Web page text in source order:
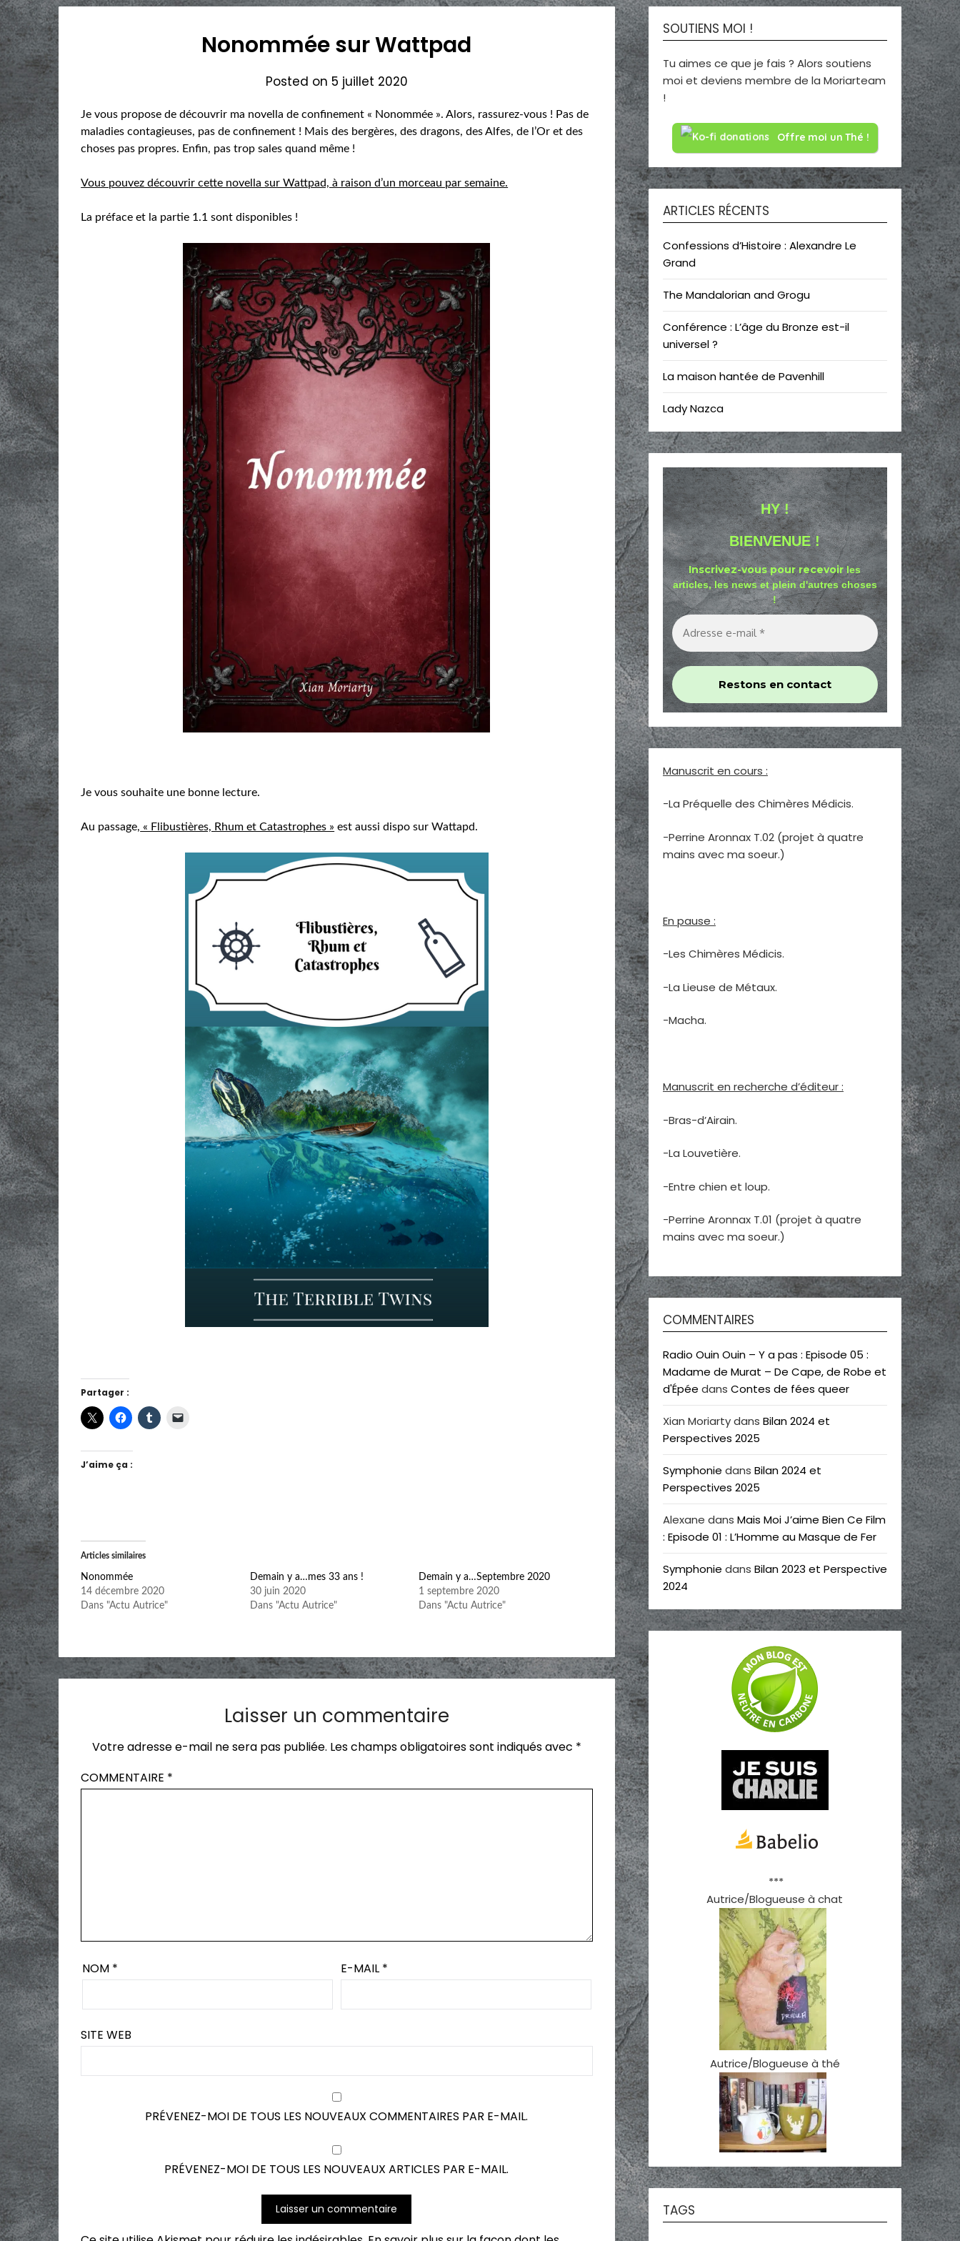
Nonommée sur Wattpad
Posted on 5 juillet 2020
Je vous propose de découvrir ma novella de confinement « Nonommée ». Alors, rassurez-vous ! Pas de
maladies contagieuses, pas de confinement ! Mais des bergères, des dragons, des Alfes, de l’Or et des
choses pas propres. Enfin, pas trop sales quand même !
Vous pouvez découvrir cette novella sur Wattpad, à raison d’un morceau par semaine.
La préface et la partie 1.1 sont disponibles !
Je vous souhaite une bonne lecture.
Au passage, « Flibustières, Rhum et Catastrophes » est aussi dispo sur Wattapd.
Partager :
J’aime ça :
Articles similaires
Nonommée
14 décembre 2020
Dans "Actu Autrice"
Demain y a…mes 33 ans !
30 juin 2020
Dans "Actu Autrice"
Demain y a…Septembre 2020
1 septembre 2020
Dans "Actu Autrice"
Laisser un commentaire
Votre adresse e-mail ne sera pas publiée. Les champs obligatoires sont indiqués avec *
COMMENTAIRE *
NOM * E-MAIL *
SITE WEB
PRÉVENEZ-MOI DE TOUS LES NOUVEAUX COMMENTAIRES PAR E-MAIL.
PRÉVENEZ-MOI DE TOUS LES NOUVEAUX ARTICLES PAR E-MAIL.
SOUTIENS MOI !
Tu aimes ce que je fais ? Alors soutiens
moi et deviens membre de la Moriarteam
!
Offre moi un Thé !
ARTICLES RÉCENTS
Confessions d’Histoire : Alexandre Le
Grand
The Mandalorian and Grogu
Conférence : L’âge du Bronze est-il
universel ?
La maison hantée de Pavenhill
Lady Nazca
HY !
BIENVENUE !
Inscrivez-vous pour recevoirles
articles, les news et plein d'autres choses
!
Manuscrit en cours :
-La Préquelle des Chimères Médicis.
-Perrine Aronnax T.02 (projet à quatre
mains avec ma soeur.)
En pause :
-Les Chimères Médicis.
-La Lieuse de Métaux.
-Macha.
Manuscrit en recherche d’éditeur :
-Bras-d’Airain.
-La Louvetière.
-Entre chien et loup.
-Perrine Aronnax T.01 (projet à quatre
mains avec ma soeur.)
COMMENTAIRES
Radio Ouin Ouin – Y a pas : Episode 05 :
Madame de Murat – De Cape, de Robe et
d'Épée dans Contes de fées queer
Xian Moriartydans Bilan 2024 et
Perspectives 2025
Symphonie dans Bilan 2024 et
Perspectives 2025
Alexane dans Mais Moi J’aime Bien Ce Film
: Episode 01 : L’Homme au Masque de Fer
Symphonie dans Bilan 2023 et Perspective
2024
***
Autrice/Blogueuse à chat
Autrice/Blogueuse à thé
TAGS